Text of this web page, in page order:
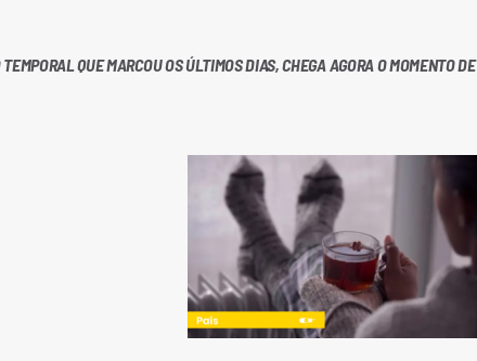
QUE MARCOU OS ÚLTIMOS DIAS, CHEGA AGORA O MOMENTO